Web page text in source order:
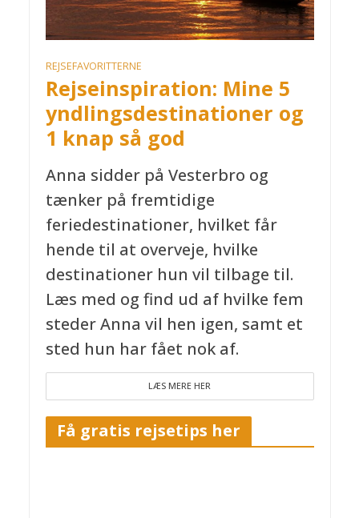
REJSEFAVORITTERNE
Rejseinspiration: Mine 5
yndlingsdestinationer og
1 knap så god
Anna sidder på Vesterbro og
tænker på fremtidige
feriedestinationer, hvilket får
hende til at overveje, hvilke
destinationer hun vil tilbage til.
Læs med og find ud af hvilke fem
steder Anna vil hen igen, samt et
sted hun har fået nok af.
LÆS MERE HER
Få gratis rejsetips her